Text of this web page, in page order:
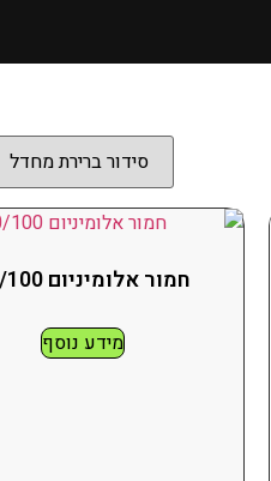
חמור אלומיניום 70/100
מידע נוסף